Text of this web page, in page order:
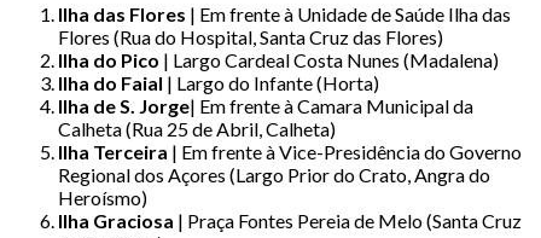
Ilha das Flores | Em frente à Unidade de Saúde Ilha das
Flores (Rua do Hospital, Santa Cruz das Flores)
Ilha do Pico | Largo Cardeal Costa Nunes (Madalena)
Ilha do Faial | Largo do Infante (Horta)
Ilha de S. Jorge| Em frente à Camara Municipal da
Calheta (Rua 25 de Abril, Calheta)
Ilha Terceira | Em frente à Vice-Presidência do Governo
Regional dos Açores (Largo Prior do Crato, Angra do
Heroísmo)
Ilha Graciosa | Praça Fontes Pereia de Melo (Santa Cruz